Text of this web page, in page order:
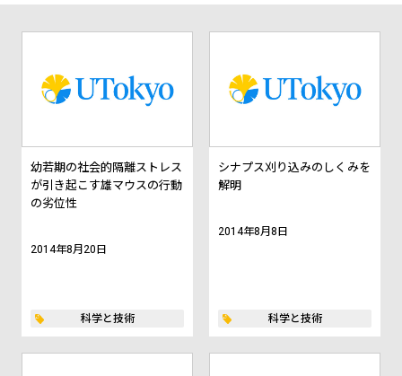
幼若期の社会的隔離ストレス
が引き起こす雄マウスの行動
の劣位性
2014年8月20日
科学と技術
シナプス刈り込みのしくみを
解明
2014年8月8日
科学と技術